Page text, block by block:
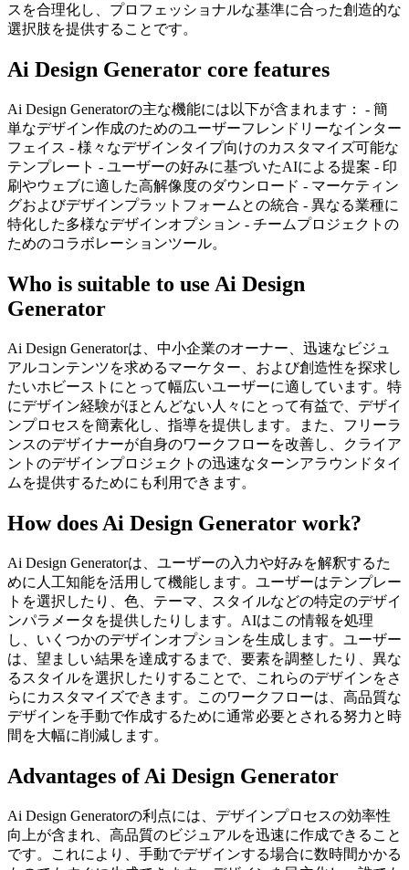
スを合理化し、プロフェッショナルな基準に合った創造的な
選択肢を提供することです。
Ai Design Generator core features
Ai Design Generatorの主な機能には以下が含まれます： - 簡
単なデザイン作成のためのユーザーフレンドリーなインター
フェイス - 様々なデザインタイプ向けのカスタマイズ可能な
テンプレート - ユーザーの好みに基づいたAIによる提案 - 印
刷やウェブに適した高解像度のダウンロード - マーケティン
グおよびデザインプラットフォームとの統合 - 異なる業種に
特化した多様なデザインオプション - チームプロジェクトの
ためのコラボレーションツール。
Who is suitable to use Ai Design
Generator
Ai Design Generatorは、中小企業のオーナー、迅速なビジュ
アルコンテンツを求めるマーケター、および創造性を探求し
たいホビーストにとって幅広いユーザーに適しています。特
にデザイン経験がほとんどない人々にとって有益で、デザイ
ンプロセスを簡素化し、指導を提供します。また、フリーラ
ンスのデザイナーが自身のワークフローを改善し、クライア
ントのデザインプロジェクトの迅速なターンアラウンドタイ
ムを提供するためにも利用できます。
How does Ai Design Generator work?
Ai Design Generatorは、ユーザーの入力や好みを解釈するた
めに人工知能を活用して機能します。ユーザーはテンプレー
トを選択したり、色、テーマ、スタイルなどの特定のデザイ
ンパラメータを提供したりします。AIはこの情報を処理
し、いくつかのデザインオプションを生成します。ユーザー
は、望ましい結果を達成するまで、要素を調整したり、異な
るスタイルを選択したりすることで、これらのデザインをさ
らにカスタマイズできます。このワークフローは、高品質な
デザインを手動で作成するために通常必要とされる努力と時
間を大幅に削減します。
Advantages of Ai Design Generator
Ai Design Generatorの利点には、デザインプロセスの効率性
向上が含まれ、高品質のビジュアルを迅速に作成できること
です。これにより、手動でデザインする場合に数時間かかる